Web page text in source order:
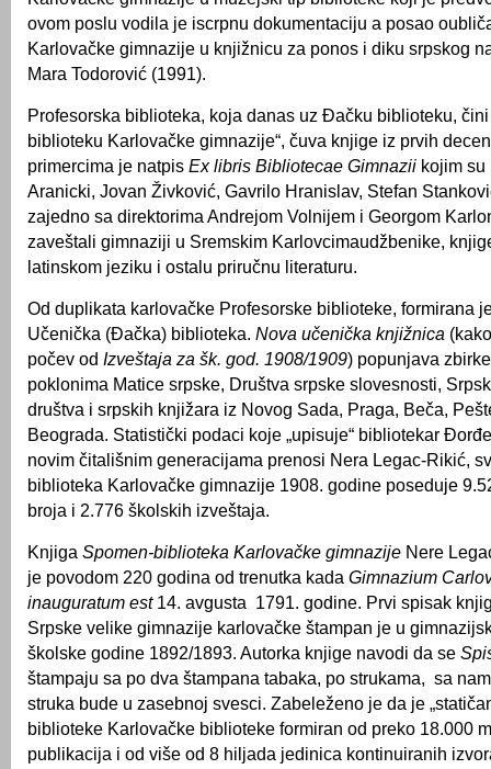
ovom poslu vodila je iscrpnu dokumentaciju a posao
Karlovačke gimnazije u knjižnicu za ponos i diku srpskog
Mara Todorović (1991).
Profesorska biblioteka, koja danas uz Đačku biblioteku, čini
biblioteku Karlovačke gimnazije“, čuva knjige iz prvih
primercima je natpis Ex libris Bibliotecae Gimnazii kojim su
Aranicki, Jovan Živković, Gavrilo Hranislav, Stefan
zajedno sa direktorima Andrejom Volnijem i Georgom
zaveštali gimnaziji u Sremskim Karlovcimaudžbenike,
latinskom jeziku i ostalu priručnu literaturu.
Od duplikata karlovačke Profesorske biblioteke, formirana
Učenička (Đačka) biblioteka. Nova učenička knjižnica
počev od Izveštaja za šk. god. 1908/1909) popunjava
poklonima Matice srpske, Društva srpske slovesnosti,
društva i srpskih knjižara iz Novog Sada, Praga, Beča,
Beograda. Statistički podaci koje „upisuje“ bibliotekar
novim čitališnim generacijama prenosi Nera Legac-Rikić,
biblioteka Karlovačke gimnazije 1908. godine poseduje
broja i 2.776 školskih izveštaja.
Knjiga Spomen-biblioteka Karlovačke gimnazije Nere
je povodom 220 godina od trenutka kada Gimnazium
inauguratum est14. avgusta 1791. godine. Prvi spisak
Srpske velike gimnazije karlovačke štampan je u
školske godine 1892/1893. Autorka knjige navodi da se
štampaju sa po dva štampana tabaka, po strukama, sa
struka bude u zasebnoj svesci. Zabeleženo je da je
biblioteke Karlovačke biblioteke formiran od preko 18.000
publikacija i od više od 8 hiljada jedinica kontinuiranih